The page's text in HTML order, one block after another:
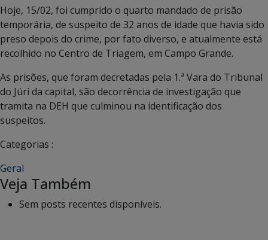
Hoje, 15/02, foi cumprido o quarto mandado de prisão
temporária, de suspeito de 32 anos de idade que havia sido
preso depois do crime, por fato diverso, e atualmente está
recolhido no Centro de Triagem, em Campo Grande.
As prisões, que foram decretadas pela 1.ª Vara do Tribunal
do Júri da capital, são decorrência de investigação que
tramita na DEH que culminou na identificação dos
suspeitos.
Categorias :
Geral
Veja Também
Sem posts recentes disponíveis.